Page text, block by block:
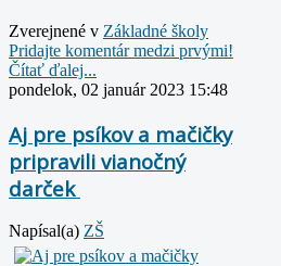
Zverejnené v Základné školy
Pridajte komentár medzi prvými!
Čítať ďalej...
pondelok, 02 január 2023 15:48
Aj pre psíkov a mačičky
pripravili vianočný
darček
Napísal(a) ZŠ